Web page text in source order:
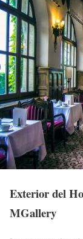
Exterior del
MGallery